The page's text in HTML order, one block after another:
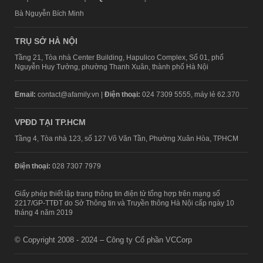
Bà Nguyễn Bích Minh
TRỤ SỞ HÀ NỘI
Tầng 21, Tòa nhà Center Building, Hapulico Complex, Số 01, phố
Nguyễn Huy Tưởng, phường Thanh Xuân, thành phố Hà Nội
Email: contact@afamily.vn | Điện thoại: 024 7309 5555, máy lẻ 62.370
VPĐD TẠI TP.HCM
Tầng 4, Tòa nhà 123, số 127 Võ Văn Tần, Phường Xuân Hòa, TPHCM
Điện thoại: 028 7307 7979
Giấy phép thiết lập trang thông tin điện tử tổng hợp trên mạng số
2217/GP-TTĐT do Sở Thông tin và Truyền thông Hà Nội cấp ngày 10
tháng 4 năm 2019
© Copyright 2008 - 2024 – Công ty Cổ phần VCCorp